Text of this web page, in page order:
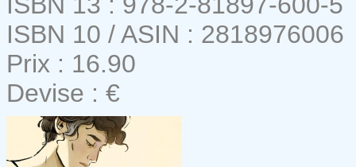
ISBN 10 / ASIN : 2818976006
Prix : 16.90
Devise : €